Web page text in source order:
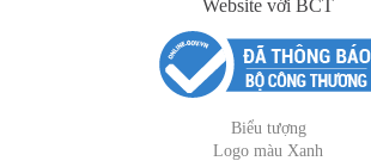
Website với BCT
Biểu tượng
Logo màu Xanh